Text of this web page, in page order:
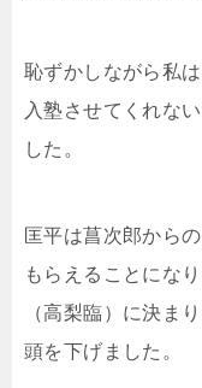
恥ずかしながら私
入塾させてくれな
した。
匡平は菖次郎から
もらえることにな
（高梨臨）に決ま
頭を下げました。